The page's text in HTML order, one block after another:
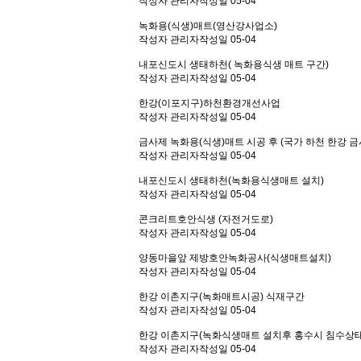
녹화용(식생)매트(영산강사업소)
작성자 관리자작성일 05-04
내포신도시 생태하천( 녹화용식생 매트 구간)
작성자 관리자작성일 05-04
한강(이포지구)하천환경개선사업
작성자 관리자작성일 05-04
금사제 녹화용(식생)매트 시공 후 (국가 하천 한강 금
작성자 관리자작성일 05-04
내포신도시 생태하천(녹화용식생매트 설치)
작성자 관리자작성일 05-04
콘크리트호안식생 (자전거도로)
작성자 관리자작성일 05-04
양동마을앞 제방호안녹화공사(식생매트설치)
작성자 관리자작성일 05-04
한강 이촌지구(녹화매트시공) 식재구간
작성자 관리자작성일 05-04
한강 이촌지구(녹화식생매트 설치후 홍수시 침수상
작성자 관리자작성일 05-04